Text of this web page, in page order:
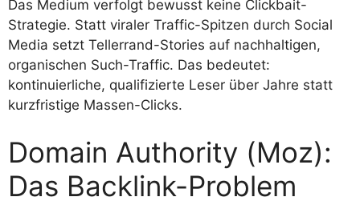
Das Medium verfolgt bewusst keine Clickbait-
Strategie. Statt viraler Traffic-Spitzen durch Social
Media setzt Tellerrand-Stories auf nachhaltigen,
organischen Such-Traffic. Das bedeutet:
kontinuierliche, qualifizierte Leser über Jahre statt
kurzfristige Massen-Clicks.
Domain Authority (Moz):
Das Backlink-Problem